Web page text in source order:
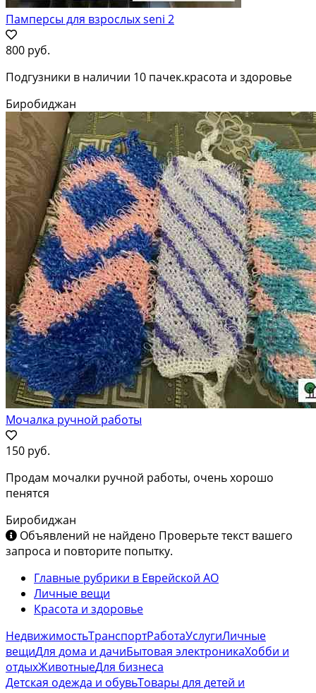
Памперсы для взрослых seni 2
800 руб.
Подгузники в наличии 10 пачек.красота и здоровье
Биробиджан
Мочалка ручной работы
150 руб.
Продам мочалки ручной работы, очень хорошо
пенятся
Биробиджан
Объявлений не найдено Проверьте текст вашего
запроса и повторите попытку.
Главные рубрики в Еврейской АО
Личные вещи
Красота и здоровье
НедвижимостьТранспортРаботаУслугиЛичные
вещиДля дома и дачиБытовая электроникаХобби и
отдыхЖивотныеДля бизнеса
Детская одежда и обувьТовары для детей и